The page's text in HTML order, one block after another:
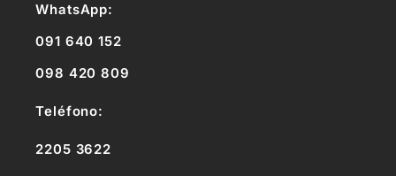
WhatsApp:
091 640 152
098 420 809
Teléfono:
2205 3622